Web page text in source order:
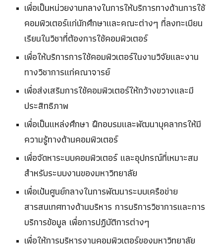
เพื่อเป็นหน่วยงานกลางในการให้บริการทางด้านการใช้
คอมพิวเตอร์แก่นักศึกษาและคณะต่างๆ ที่ลงทะเบียน
เรียนในวิชาที่ต้องการใช้คอมพิวเตอร์
เพื่อให้บริการการใช้คอมพิวเตอร์ในงานวิจัยและงาน
ทางวิชาการแก่คณาจารย์
เพื่อส่งเสริมการใช้คอมพิวเตอร์ให้กว้างขวางและมี
ประสิทธิภาพ
เพื่อเป็นแหล่งศึกษา ฝึกอบรมและพัฒนาบุคลากรให้มี
ความรู้ทางด้านคอมพิวเตอร์
เพื่อจัดหาระบบคอมพิวเตอร์ และอุปกรณ์ที่เหมาะสม
สำหรับระบบงานของมหาวิทยาลัย
เพื่อเป้นศูนย์กลางในการพัฒนาระบบเครือข่าย
สารสนเทศทางด้านบริหาร การบริการวิชาการและการ
บริการข้อมูล เพื่อการปฏิบัติการต่างๆ
เพื่อให้การบริหารงานคอมพิวเตอร์ของมหาวิทยาลัย